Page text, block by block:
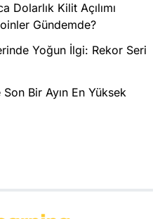
Dolarlık Kilit Açılımı
Gündemde?
Yoğun İlgi: Rekor Seri
Bir Ayın En Yüksek